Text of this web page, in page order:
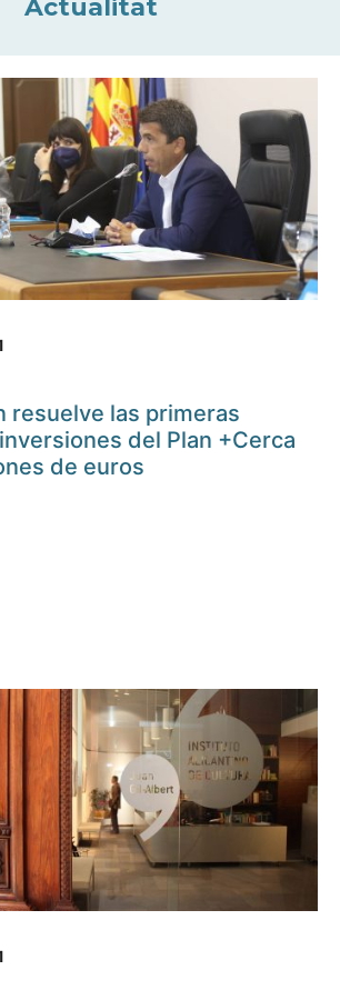
Actualitat
resuelve las primeras
del Plan +Cerca
de euros